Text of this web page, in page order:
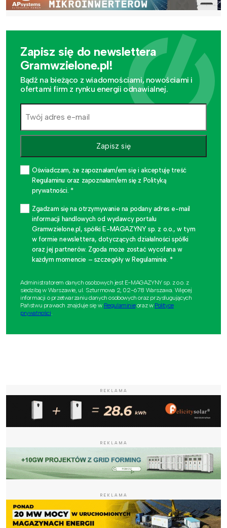
Zapisz się do newslettera
Gramwzielone.pl!
Bądź na bieżąco z wiadomościami, nowościami i
ofertami firm z rynku energii odnawialnej.
Zapisz się
Oświadczam, że zapoznałam/em się i akceptuję treść
Regulaminu oraz zapoznałam/em się z Polityką
prywatności. *
Zgadzam się na otrzymywanie na podany adres e-mail
informacji handlowych od wydawcy portalu
Gramwzielone.pl, spółki E-MAGAZYNY sp. z o.o., w tym
w formie newslettera, dotyczących działalności spółki
oraz jej partnerów. Zgoda może zostać wycofana w
każdym momencie – szczegóły w Regulaminie. *
Administratorem danych osobowych jest E-MAGAZYNY sp. z o.o. z
siedzibą w Warszawie, ul. Szturmowa 2, 02-678 Warszawa. Więcej
informacji o przetwarzaniu danych osobowych oraz przysługujących
Państwu prawach znajduje się w Regulaminieoraz w Polityce
prywatności.
REKLAMA
REKLAMA
REKLAMA